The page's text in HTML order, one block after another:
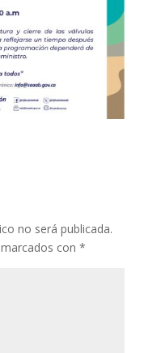
no será publicada.
con *